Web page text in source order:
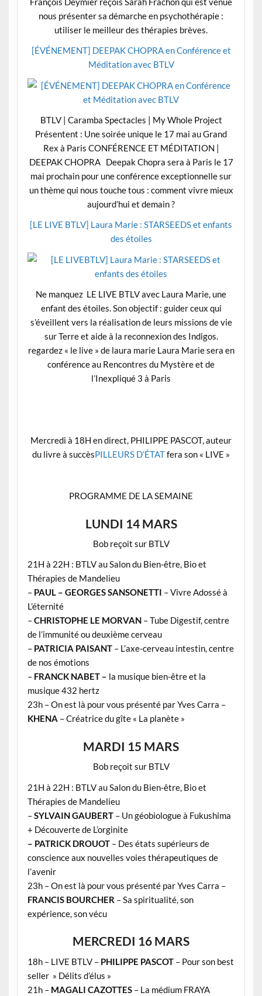
nous présenter sa démarche en psychothérapie :
utiliser le meilleur des thérapies brèves.
[ÉVÉNEMENT] DEEPAK CHOPRA en Conférence et
Méditation avec BTLV
BTLV | Caramba Spectacles | My Whole Project
Présentent : Une soirée unique le 17 mai au Grand
Rex à Paris CONFÉRENCE ET MÉDITATION |
DEEPAK CHOPRA Deepak Chopra sera à Paris le 17
mai prochain pour une conférence exceptionnelle sur
un thème qui nous touche tous : comment vivre mieux
aujourd’hui et demain ?
[LE LIVE BTLV] Laura Marie : STARSEEDS et enfants
des étoiles
Ne manquez LE LIVE BTLV avec Laura Marie, une
enfant des étoiles. Son objectif : guider ceux qui
s’éveillent vers la réalisation de leurs missions de vie
sur Terre et aide à la reconnexion des Indigos.
regardez « le live » de laura marie Laura Marie sera en
conférence au Rencontres du Mystère et de
l’Inexpliqué 3 à Paris
Mercredi à 18H en direct, PHILIPPE PASCOT, auteur
du livre à succèsPILLEURS D’ÉTATfera son « LIVE »
PROGRAMME DE LA SEMAINE
LUNDI 14 MARS
Bob reçoit sur BTLV
21H à 22H : BTLV au Salon du Bien-être, Bio et
Thérapies de Mandelieu
– PAUL – GEORGES SANSONETTI – Vivre Adossé à
L’éternité
–CHRISTOPHE LE MORVAN– Tube Digestif, centre
de l’immunité ou deuxième cerveau
– PATRICIA PAISANT– L’axe-cerveau intestin, centre
de nos émotions
– FRANCK NABET – la musique bien-être et la
musique 432 hertz
23h – On est là pour vous présenté par Yves Carra –
KHENA – Créatrice du gîte « La planète »
MARDI 15 MARS
Bob reçoit sur BTLV
21H à 22H : BTLV au Salon du Bien-être, Bio et
Thérapies de Mandelieu
–SYLVAIN GAUBERT– Un géobiologue à Fukushima
+ Découverte de L’orginite
– PATRICK DROUOT– Des états supérieurs de
conscience aux nouvelles voies thérapeutiques de
l’avenir
23h –On est là pour vous présenté par Yves Carra –
FRANCIS BOURCHER – Sa spiritualité, son
expérience, son vécu
MERCREDI 16 MARS
18h – LIVE BTLV – PHILIPPE PASCOT– Pour son best
seller » Délits d’élus »
21h – MAGALI CAZOTTES– La médium FRAYA